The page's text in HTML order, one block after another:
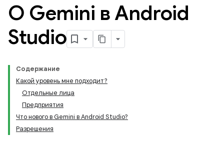
О Gemini в Android
Studio
Содержание
Какой уровень мне подходит?
Отдельные лица
Предприятия
Что нового в Gemini в Android Studio?
Разрешения